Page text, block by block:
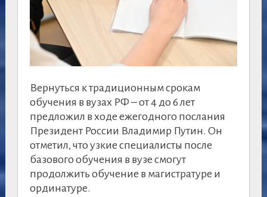
Вернуться к традиционным срокам
обучения в вузах РФ – от 4 до 6 лет
предложил в ходе ежегодного послания
Президент России Владимир Путин. Он
отметил, что узкие специалисты после
базового обучения в вузе смогут
продолжить обучение в магистратуре и
ординатуре.